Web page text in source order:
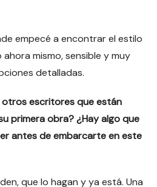
empecé a encontrar el estilo
mismo, sensible y muy
detalladas.
otros escritores que están
primera obra? ¿Hay algo que
antes de embarcarte en este
que lo hagan y ya está. Una